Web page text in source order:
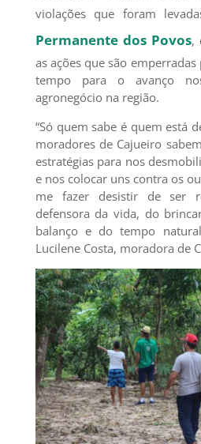
violações que foram
Permanente dos Povos,
as ações que são
tempo para o avanço
agronegócio na região.
“Só quem sabe é quem está
moradores de Cajueiro
estratégias para nos
e nos colocar uns contra os
me fazer desistir de ser
defensora da vida, do
balanço e do tempo
Lucilene Costa, moradora de